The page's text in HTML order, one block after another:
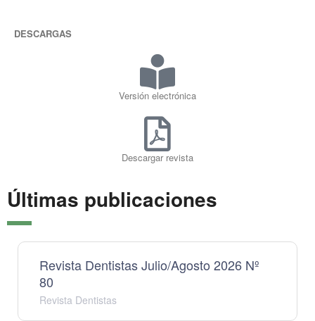
DESCARGAS
Versión electrónica
Descargar revista
Últimas publicaciones
Revista Dentistas Julio/Agosto 2026 Nº
80
Revista Dentistas